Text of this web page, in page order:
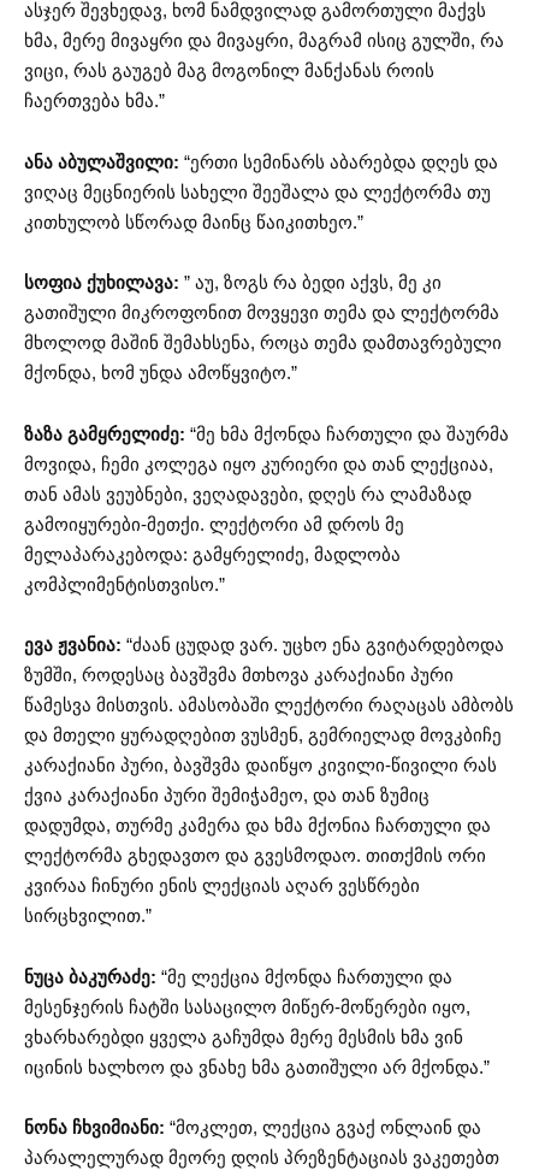
ასჯერ შევხედავ, ხომ ნამდვილად გამორთული მაქვს
ხმა, მერე მივაყრი და მივაყრი, მაგრამ ისიც გულში, რა
ვიცი, რას გაუგებ მაგ მოგონილ მანქანას როის
ჩაერთვება ხმა.”
ანა აბულაშვილი: “ერთი სემინარს აბარებდა დღეს და
ვიღაც მეცნიერის სახელი შეეშალა და ლექტორმა თუ
კითხულობ სწორად მაინც წაიკითხეო.”
სოფია ქუხილავა: ” აუ, ზოგს რა ბედი აქვს, მე კი
გათიშული მიკროფონით მოვყევი თემა და ლექტორმა
მხოლოდ მაშინ შემახსენა, როცა თემა დამთავრებული
მქონდა, ხომ უნდა ამოწყვიტო.”
ზაზა გამყრელიძე: “მე ხმა მქონდა ჩართული და შაურმა
მოვიდა, ჩემი კოლეგა იყო კურიერი და თან ლექციაა,
თან ამას ვეუბნები, ვეღადავები, დღეს რა ლამაზად
გამოიყურები-მეთქი. ლექტორი ამ დროს მე
მელაპარაკებოდა: გამყრელიძე, მადლობა
კომპლიმენტისთვისო.”
ევა ჟვანია: “ძაან ცუდად ვარ. უცხო ენა გვიტარდებოდა
ზუმში, როდესაც ბავშვმა მთხოვა კარაქიანი პური
წამესვა მისთვის. ამასობაში ლექტორი რაღაცას ამბობს
და მთელი ყურადღებით ვუსმენ, გემრიელად მოვკბიჩე
კარაქიანი პური, ბავშვმა დაიწყო კივილი-წივილი რას
ქვია კარაქიანი პური შემიჭამეო, და თან ზუმიც
დადუმდა, თურმე კამერა და ხმა მქონია ჩართული და
ლექტორმა გხედავთო და გვესმოდაო. თითქმის ორი
კვირაა ჩინური ენის ლექციას აღარ ვესწრები
სირცხვილით.”
ნუცა ბაკურაძე: “მე ლექცია მქონდა ჩართული და
მესენჯერის ჩატში სასაცილო მიწერ-მოწერები იყო,
ვხარხარებდი ყველა გაჩუმდა მერე მესმის ხმა ვინ
იცინის ხალხოო და ვნახე ხმა გათიშული არ მქონდა.”
ნონა ჩხვიმიანი: “მოკლეთ, ლექცია გვაქ ონლაინ და
პარალელურად მეორე დღის პრეზენტაციას ვაკეთებთ